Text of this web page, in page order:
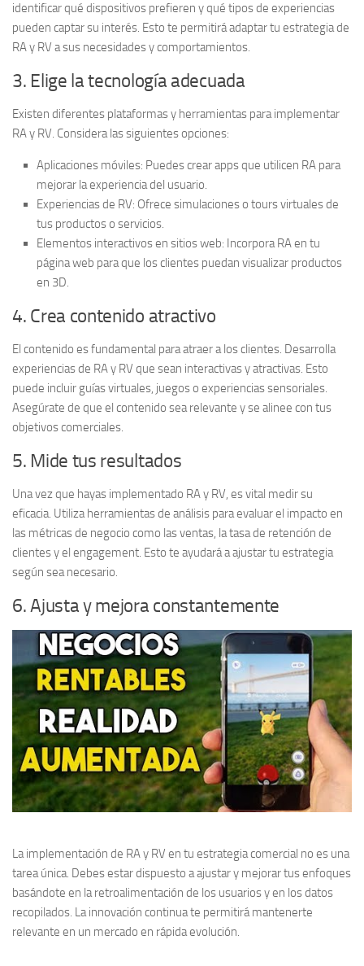
identificar qué dispositivos prefieren y qué tipos de experiencias
pueden captar su interés. Esto te permitirá adaptar tu estrategia de
RA y RV a sus necesidades y comportamientos.
3. Elige la tecnología adecuada
Existen diferentes plataformas y herramientas para implementar
RA y RV. Considera las siguientes opciones:
Aplicaciones móviles: Puedes crear apps que utilicen RA para
mejorar la experiencia del usuario.
Experiencias de RV: Ofrece simulaciones o tours virtuales de
tus productos o servicios.
Elementos interactivos en sitios web: Incorpora RA en tu
página web para que los clientes puedan visualizar productos
en 3D.
4. Crea contenido atractivo
El contenido es fundamental para atraer a los clientes. Desarrolla
experiencias de RA y RV que sean interactivas y atractivas. Esto
puede incluir guías virtuales, juegos o experiencias sensoriales.
Asegúrate de que el contenido sea relevante y se alinee con tus
objetivos comerciales.
5. Mide tus resultados
Una vez que hayas implementado RA y RV, es vital medir su
eficacia. Utiliza herramientas de análisis para evaluar el impacto en
las métricas de negocio como las ventas, la tasa de retención de
clientes y el engagement. Esto te ayudará a ajustar tu estrategia
según sea necesario.
6. Ajusta y mejora constantemente
La implementación de RA y RV en tu estrategia comercial no es una
tarea única. Debes estar dispuesto aajustar y mejorar tus enfoques
basándote en la retroalimentación de los usuarios y en los datos
recopilados. La innovación continua te permitirá mantenerte
relevante en un mercado en rápida evolución.